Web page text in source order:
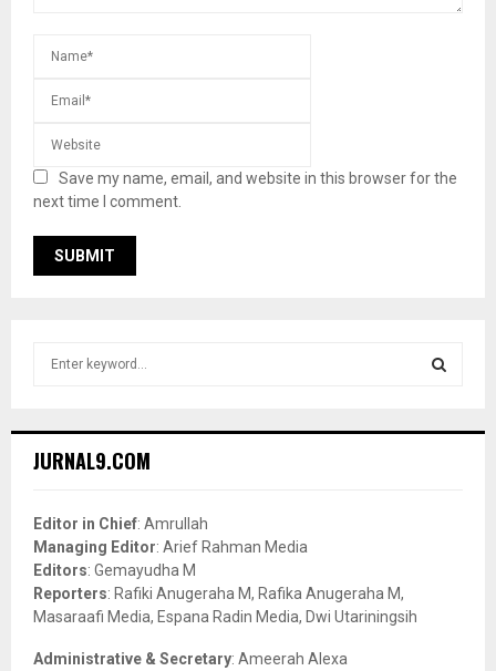
Save my name, email, and website in this browser for the
next time I comment.
h
o
r
:
JURNAL9.COM
Editor in Chief: Amrullah
Managing Editor: Arief Rahman Media
Editors: Gemayudha M
Reporters: Rafiki Anugeraha M, Rafika Anugeraha M,
Masaraafi Media, Espana Radin Media, Dwi Utariningsih
Administrative & Secretary: Ameerah Alexa